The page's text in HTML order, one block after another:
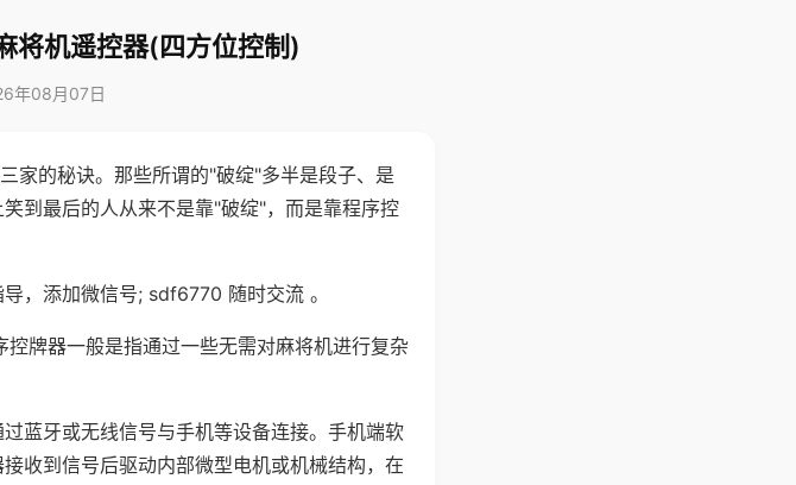
将机遥控器(四方位控制)
年08月07日
家的秘诀。那些所谓的"破绽"多半是段子、是
到最后的人从来不是靠"破绽"，而是靠程序控
，添加微信号; sdf6770 随时交流 。
牌器一般是指通过一些无需对麻将机进行复杂
蓝牙或无线信号与手机等设备连接。手机端软
收到信号后驱动内部微型电机或机械结构，在